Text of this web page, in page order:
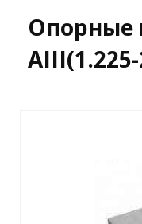
Опорные